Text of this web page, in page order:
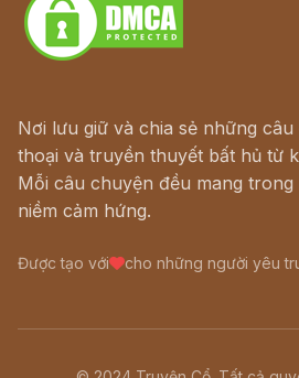
Nơi lưu giữ và chia sẻ những
thoại và truyền thuyết bất hủ từ
Mỗi câu chuyện đều mang
niềm cảm hứng.
Được tạo với cho những người yêu